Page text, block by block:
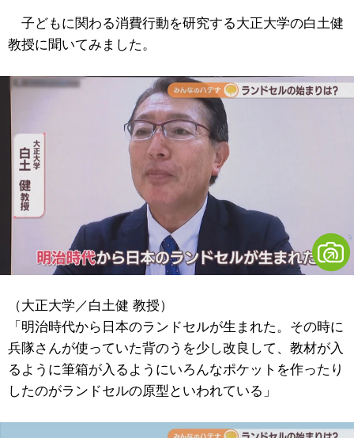
子どもに関わる消費行動を研究する大正大学の白土健
教授に聞いてみました。
（大正大学／白土健 教授）
「明治時代から日本のランドセルが生まれた。その時に
兵隊さんが使っていた背のうを少し改良して、教材が入
るように筆箱が入るようにいろんなポケットを作ったり
したのがランドセルの原型といわれている」